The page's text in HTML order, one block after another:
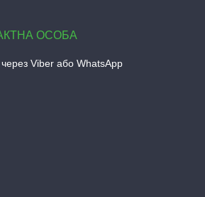
через Viber або WhatsApp